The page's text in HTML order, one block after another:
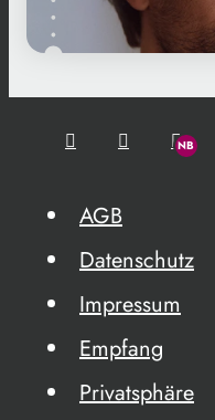
AGB
Datenschutz
Impressum
Empfang
Privatsphäre